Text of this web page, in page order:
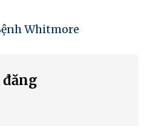
Whitmore